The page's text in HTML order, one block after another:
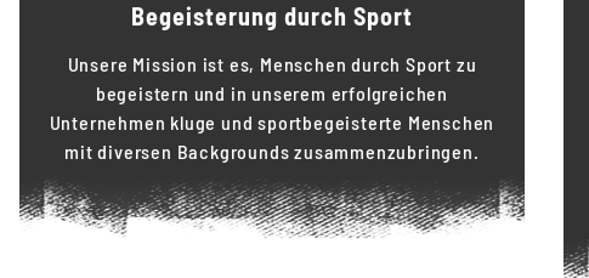
Begeisterung durch Sport
Unsere Mission ist es, Menschen durch Sport zu
begeistern und in unserem erfolgreichen
Unternehmen kluge und sportbegeisterte Menschen
mit diversen Backgrounds zusammenzubringen.